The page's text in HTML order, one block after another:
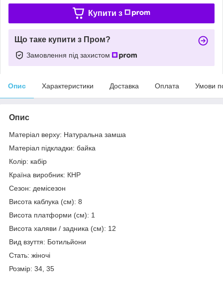
Купити з
Що таке купити з Пром?
Замовлення під захистом
Опис Характеристики Доставка Оплата Умови
Опис
Матеріал верху: Натуральна замша
Матеріал підкладки: байка
Колір: кабір
Країна виробник: КНР
Сезон: демісезон
Висота каблука (см): 8
Висота платформи (см): 1
Висота халяви / задника (см): 12
Вид взуття: Ботильйони
Стать: жіночі
Розмір: 34, 35